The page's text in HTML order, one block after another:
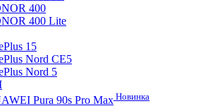
400
400 Lite
15
Nord CE5
Nord 5
Pura 90s Pro Max Новинка